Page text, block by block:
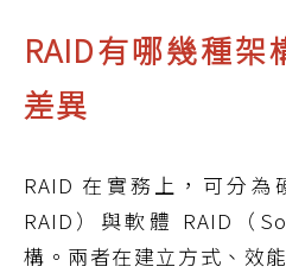
RAID有哪幾種
差異
RAID 在實務上，可分為
RAID）與軟體 RAID（
構。兩者在建立方式、效